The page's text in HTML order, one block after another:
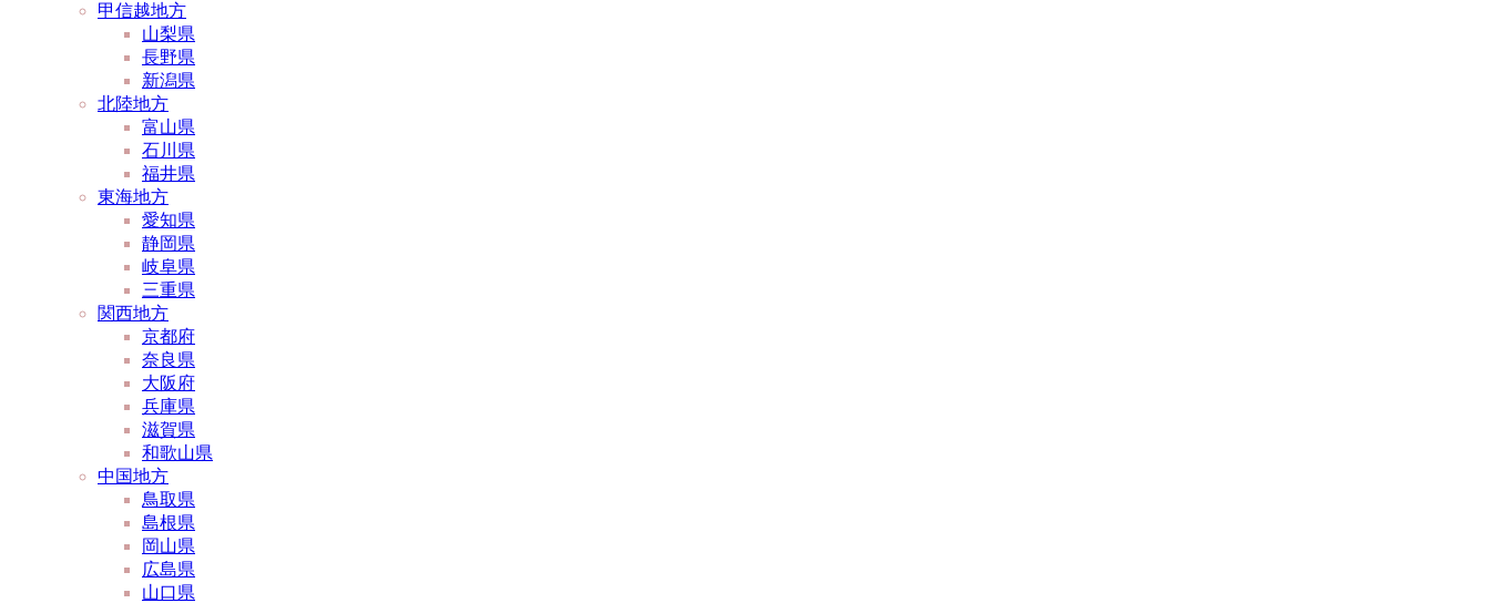
甲信越地方
山梨県
長野県
新潟県
北陸地方
富山県
石川県
福井県
東海地方
愛知県
静岡県
岐阜県
三重県
関西地方
京都府
奈良県
大阪府
兵庫県
滋賀県
和歌山県
中国地方
鳥取県
島根県
岡山県
広島県
山口県